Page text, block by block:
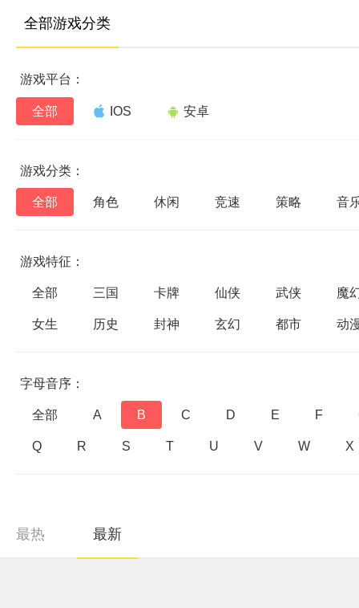
全部游戏分类
游戏平台：
全部 IOS 安卓
游戏分类：
全部 角色 休闲 竞速 策略 音
游戏特征：
全部 三国 卡牌 仙侠 武侠 魔
女生 历史 封神 玄幻 都市 动
字母音序：
全部 A B C D E F
Q R S T U V W X
最热 最新